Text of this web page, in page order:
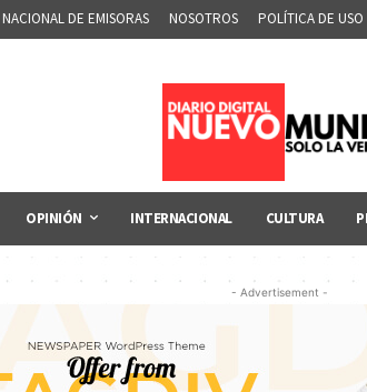
DE EMISORAS NOSOTROS POLÍTICA DE
OPINIÓN INTERNACIONAL CULTURA
- Advertisement -